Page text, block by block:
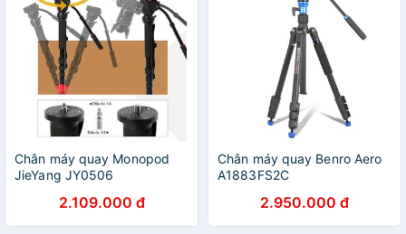
Chân máy quay Monopod
JieYang JY0506
2.109.000 đ
Chân máy quay Benro Aero
A1883FS2C
2.950.000 đ